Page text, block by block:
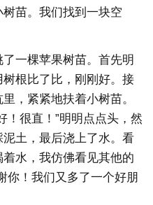
苗。我们找到一块空
一棵苹果树苗。首先明
根比了比，刚刚好。接
，紧紧地扶着小树苗。
！很直！”明明点点头，然
土，最后浇上了水。看
水，我仿佛看见其他的
你！我们又多了一个好朋